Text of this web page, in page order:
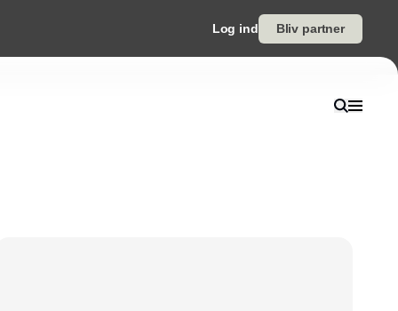
Log ind Bliv partner